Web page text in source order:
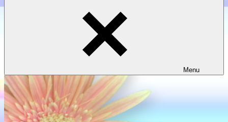
Menu